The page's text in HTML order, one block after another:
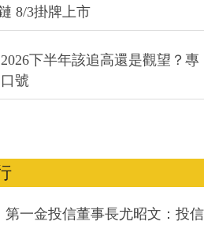
8/3掛牌上市
下半年該追高還是觀望？專
號
第一金投信董事長尤昭文：投信